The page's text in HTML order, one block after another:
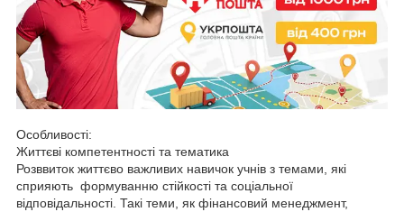
Особливості:
Життєві компетентності та тематика
Розввиток життєво важливих навичок учнів з темами, які
сприяють формуванню стійкості та соціальної
відповідальності. Такі теми, як фінансовий менеджмент,